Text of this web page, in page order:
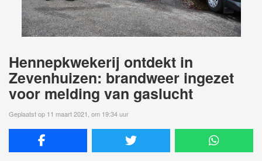
Hennepkwekerij ontdekt in
Zevenhuizen: brandweer ingezet
voor melding van gaslucht
Geplaatst op 11 maart 2021, om 19:34 uur